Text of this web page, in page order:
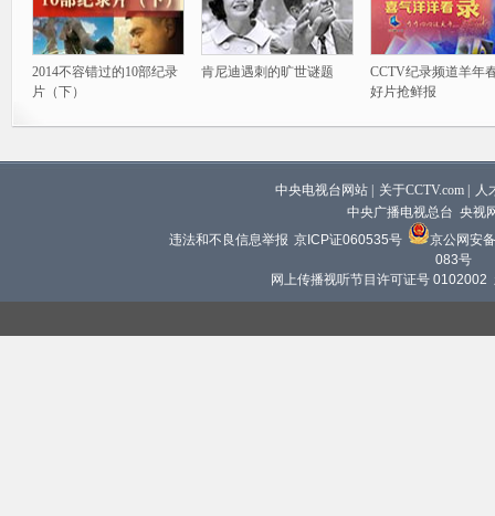
2014不容错过的10部纪录
片（下）
肯尼迪遇刺的旷世谜题
CCTV纪录频道羊年
好片抢鲜报
中央电视台网站 关于CCTV.com
人
中央广播电视总台 央视
违法和不良信息举报 京ICP证060535号
京公网安
083号
网上传播视听节目许可证号